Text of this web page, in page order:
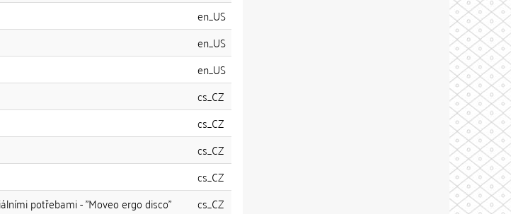
en_US
en_US
en_US
cs_CZ
cs_CZ
cs_CZ
cs_CZ
potřebami - "Moveo ergo disco"
cs_CZ